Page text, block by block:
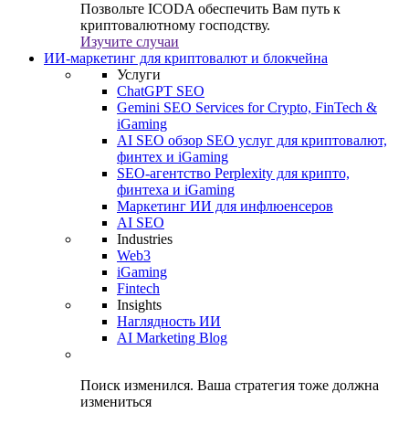
Позвольте ICODA обеспечить Вам путь к
криптовалютному господству.
Изучите случаи
ИИ-маркетинг для криптовалют и блокчейна
Услуги
ChatGPT SEO
Gemini SEO Services for Crypto, FinTech &
iGaming
AI SEO обзор SEO услуг для криптовалют,
финтех и iGaming
SEO-агентство Perplexity для крипто,
финтеха и iGaming
Маркетинг ИИ для инфлюенсеров
AI SEO
Industries
Web3
iGaming
Fintech
Insights
Наглядность ИИ
AI Marketing Blog
Поиск изменился. Ваша стратегия тоже должна
измениться